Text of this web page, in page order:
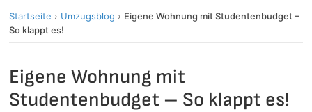
Startseite › Umzugsblog › Eigene Wohnung mit Studentenbudget –
So klappt es!
Eigene Wohnung mit
Studentenbudget – So klappt es!